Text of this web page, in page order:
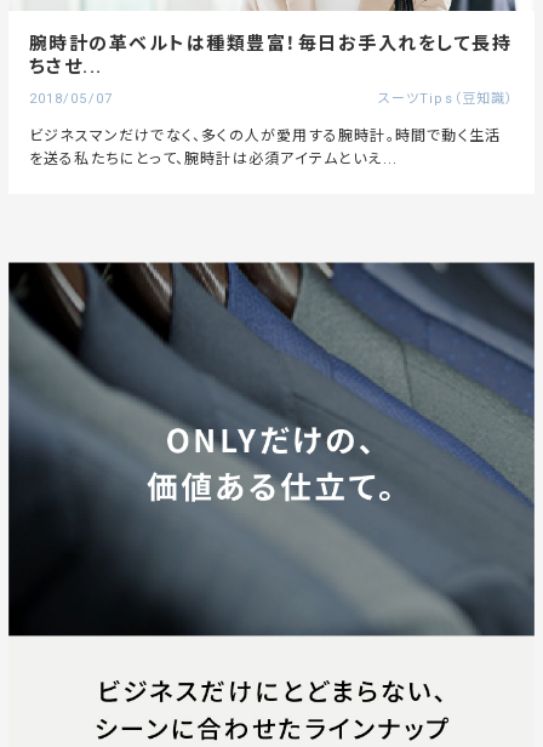
腕時計の革ベルトは種類豊富！毎日お手入れをして長持
ちさせ...
2018/05/07 スーツTips（豆知識）
ビジネスマンだけでなく、多くの人が愛用する腕時計。時間で動く生活
を送る私たちにとって、腕時計は必須アイテムといえ...